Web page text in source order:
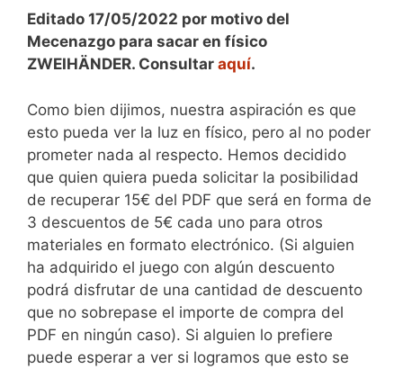
Editado 17/05/2022 por motivo del
Mecenazgo para sacar en físico
ZWEIHÄNDER. Consultar aquí.
Como bien dijimos, nuestra aspiración es que
esto pueda ver la luz en físico, pero al no poder
prometer nada al respecto. Hemos decidido
que quien quiera pueda solicitar la posibilidad
de recuperar 15€ del PDF que será en forma de
3 descuentos de 5€ cada uno para otros
materiales en formato electrónico. (Si alguien
ha adquirido el juego con algún descuento
podrá disfrutar de una cantidad de descuento
que no sobrepase el importe de compra del
PDF en ningún caso). Si alguien lo prefiere
puede esperar a ver si logramos que esto se